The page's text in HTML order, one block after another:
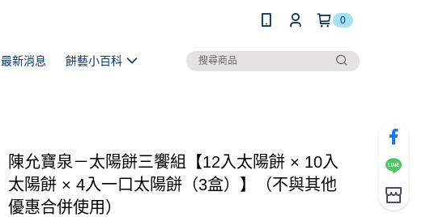
0
最新消息 餅藝小百科
陳允寶泉－太陽餅三饗組【12入太陽餅 × 10入
太陽餅 × 4入一口太陽餅（3盒）】（不與其他
優惠合併使用）